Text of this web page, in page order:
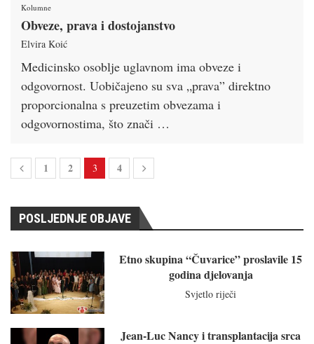
Kolumne
Obveze, prava i dostojanstvo
Elvira Koić
Medicinsko osoblje uglavnom ima obveze i
odgovornost. Uobičajeno su sva „prava” direktno
proporcionalna s preuzetim obvezama i
odgovornostima, što znači …
1 2 3 4
POSLJEDNJE OBJAVE
Etno skupina “Čuvarice” proslavile 15
godina djelovanja
Svjetlo riječi
Jean-Luc Nancy i transplantacija srca